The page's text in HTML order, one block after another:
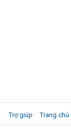
Trợ giúp Trang chủ